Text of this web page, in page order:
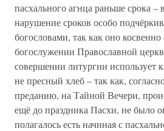
пасхального агнца раньше срока –
нарушение сроков особо
богословами, так как оно
богослужении Православной
совершении литургии использует
не пресный хлеб – так как,
преданию, на Тайной Вечери,
ещё до праздника Пасхи, не было
полагалось есть начиная с